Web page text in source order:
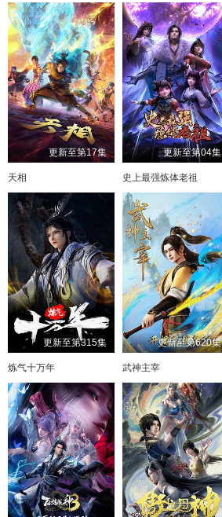
更新至第17集
天相
更新至第04集
史上最强炼体老祖
更新至第315集
炼气十万年
更新至第620集
武神主宰